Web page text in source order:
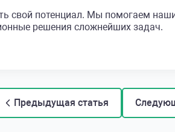
свой потенциал. Мы помогаем
решения сложнейших задач.
Предыдущая статья